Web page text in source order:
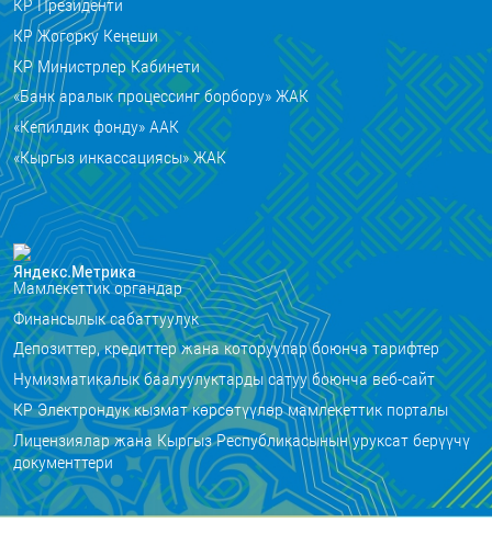
КР Президенти
КР Жогорку Кеңеши
КР Министрлер Кабинети
«Банк аралык процессинг борбору» ЖАК
«Кепилдик фонду» ААК
«Кыргыз инкассациясы» ЖАК
Мамлекеттик органдар
Финансылык сабаттуулук
Депозиттер, кредиттер жана которуулар боюнча тарифтер
Нумизматикалык баалуулуктарды сатуу боюнча веб-сайт
КР Электрондук кызмат көрсөтүүлөр мамлекеттик порталы
Лицензиялар жана Кыргыз Республикасынын уруксат берүүчү
документтери